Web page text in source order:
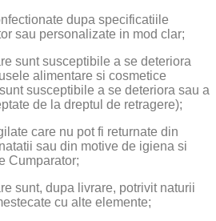
dupa specificatiile
sau personalizate in mod clar;
sunt susceptibile a se deteriora
alimentare si cosmetice
susceptibile a se deteriora sau a
de la dreptul de retragere);
care nu pot fi returnate din
sau din motive de igiena si
Cumparator;
sunt, dupa livrare, potrivit naturii
cu alte elemente;